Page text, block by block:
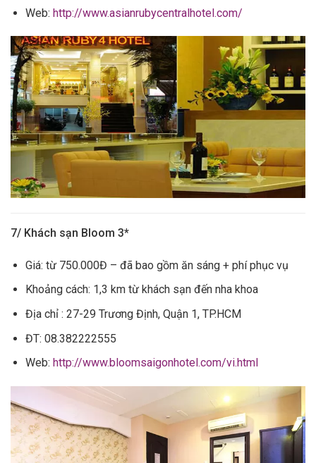
Web: http://www.asianrubycentralhotel.com/
7/ Khách sạn Bloom 3*
Giá: từ 750.000Đ – đã bao gồm ăn sáng + phí phục vụ
Khoảng cách: 1,3 km từ khách sạn đến nha khoa
Địa chỉ : 27-29 Trương Định, Quận 1, TP.HCM
ĐT: 08.382222555
Web: http://www.bloomsaigonhotel.com/vi.html